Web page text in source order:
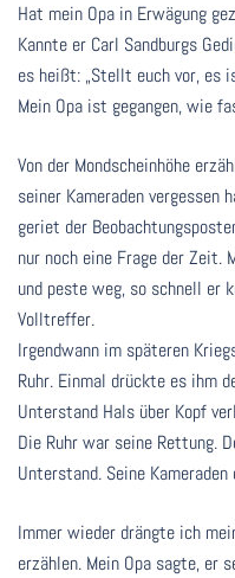
Hat mein Opa in Erwägung
Kannte er Carl Sandburgs
es heißt: „Stellt euch vor, es
Mein Opa ist gegangen, wie
Von der Mondscheinhöhe
seiner Kameraden vergessen
geriet der
nur noch eine Frage der Zeit.
und peste weg, so schnell er
Volltreffer.
Irgendwann im späteren
Ruhr. Einmal drückte es ihm
Unterstand Hals über Kopf
Die Ruhr war seine Rettung.
Unterstand. Seine
Immer wieder drängte ich
erzählen. Mein Opa sagte, er